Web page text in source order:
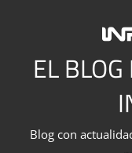
contenido
EL
Blog con